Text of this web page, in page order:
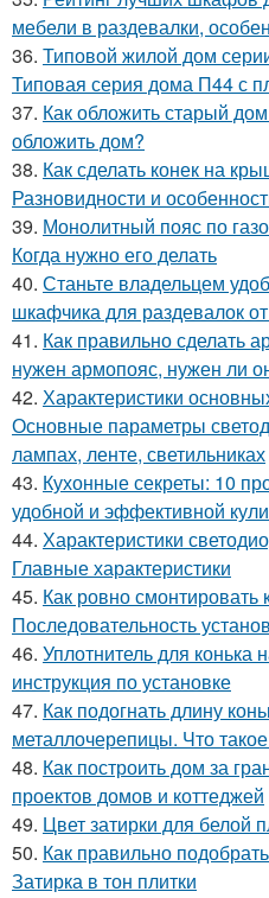
мебели в раздевалки,
36. Типовой жилой дом
Типовая серия дома П44 с
37. Как обложить старый
обложить дом?
38. Как сделать конек на
Разновидности и
39. Монолитный пояс по
Когда нужно его делать
40. Станьте владельцем
шкафчика для раздевалок
41. Как правильно сделать
нужен армопояс, нужен ли
42. Характеристики
Основные параметры
лампах, ленте, светильниках
43. Кухонные секреты: 10
удобной и эффективной
44. Характеристики
Главные характеристики
45. Как ровно смонтировать
Последовательность
46. Уплотнитель для
инструкция по установке
47. Как подогнать длину
металлочерепицы. Что
48. Как построить дом за
проектов домов и коттеджей
49. Цвет затирки для белой
50. Как правильно
Затирка в тон плитки